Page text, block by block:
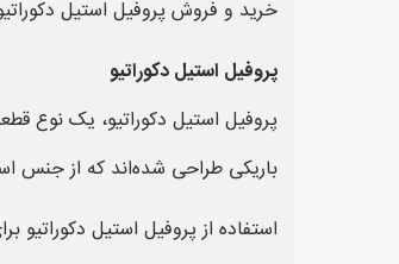
خرید و فروش پروفیل استیل
پروفیل استیل دکوراتیو
پروفیل استیل دکوراتیو، یک نوع
باریکی طراحی شده‌اند که از جنس
استفاده از پروفیل استیل